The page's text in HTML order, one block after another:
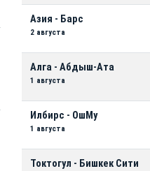
Азия - Барс
2 августа
Алга - Абдыш-Ата
1 августа
Илбирс - ОшМу
1 августа
Токтогул - Бишкек Сити